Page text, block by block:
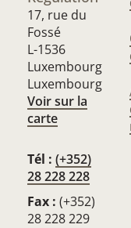
17, rue du
Fossé
L-1536
Luxembourg
Luxembourg
Voir sur la
carte
Tél : (+352)
28 228 228
Fax : (+352)
28 228 229